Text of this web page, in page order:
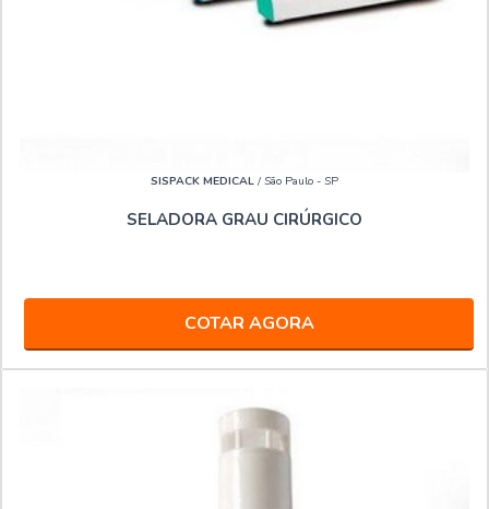
SISPACK MEDICAL / São Paulo - SP
SELADORA GRAU CIRÚRGICO
COTAR AGORA